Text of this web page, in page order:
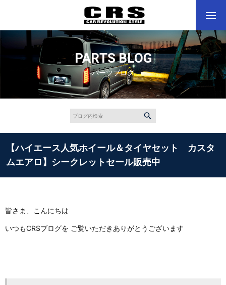
PARTS BLOG
パーツブログ
【ハイエース人気ホイール＆タイヤセット カスタ
ムエアロ】シークレットセール販売中
皆さま、こんにちは
いつもCRSブログを ご覧いただきありがとうございます